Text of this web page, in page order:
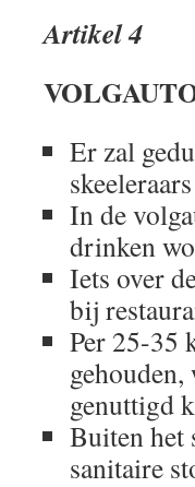
Artikel 4
Er zal
In de
drinken
Iets over
bij
Per 25-35
genuttigd
Buiten het
sanitaire